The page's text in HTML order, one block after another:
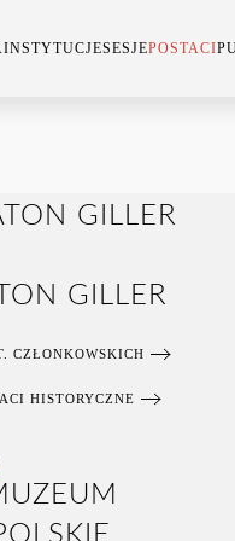
INSTYTUCJESESJEPOSTACI
GILLER
CZŁONKOWSKICH
HISTORYCZNE